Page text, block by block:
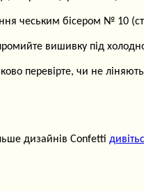
чеським бісером № 10
вишивку під
перевірте, чи не
дизайнів Confetti